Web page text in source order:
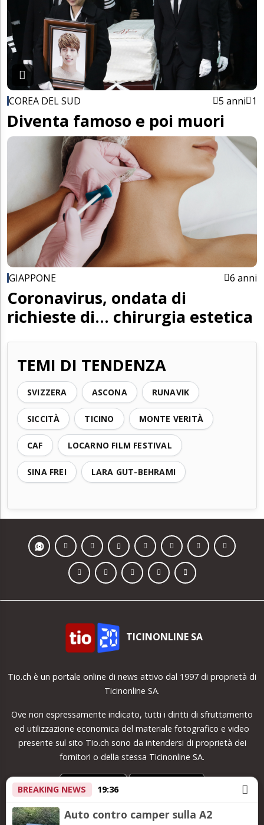
BREAKING NEWS 19:36
Auto contro camper sulla A2
COREA DEL SUD 5 anni 1
Diventa famoso e poi muori
GIAPPONE 6 anni
Coronavirus, ondata di
richieste di... chirurgia estetica
TEMI DI TENDENZA
SVIZZERA ASCONA RUNAVIK
SICCITÀ TICINO MONTE VERITÀ
CAF LOCARNO FILM FESTIVAL
SINA FREI LARA GUT-BEHRAMI
TICINONLINE SA
Tio.ch è un portale online di news attivo dal 1997 di proprietà di
Ticinonline SA.
Ove non espressamente indicato, tutti i diritti di sfruttamento
ed utilizzazione economica del materiale fotografico e video
presente sul sito Tio.ch sono da intendersi di proprietà dei
fornitori o della stessa Ticinonline SA.